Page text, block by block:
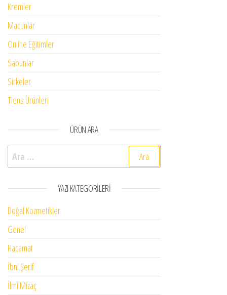
Kremler
Macunlar
Online Eğitimler
Sabunlar
Sirkeler
Tiens Ürünleri
ÜRÜN ARA
Arama:
YAZI KATEGORILERI
Doğal Kozmetikler
Genel
Hacamat
İbni Şerif
İlmi Mizaç